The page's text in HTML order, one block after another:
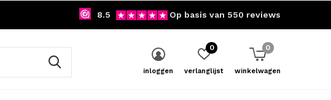
inloggen verlanglijst
0
winkelwagen
0
8.5 Op basis van 550 reviews